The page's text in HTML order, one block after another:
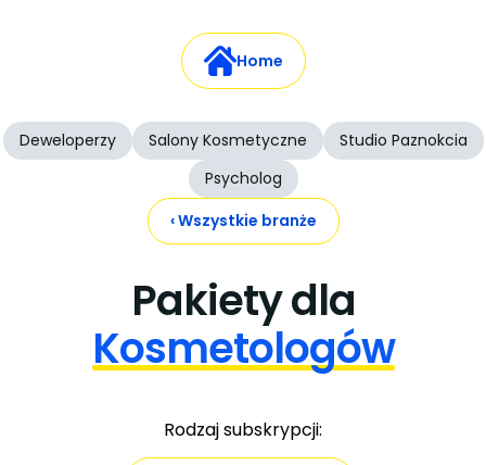
Home
Deweloperzy Salony Kosmetyczne
Studio Paznokcia
Psycholog
‹ Wszystkie branże
Pakiety dla
Kosmetologów
Rodzaj subskrypcji: